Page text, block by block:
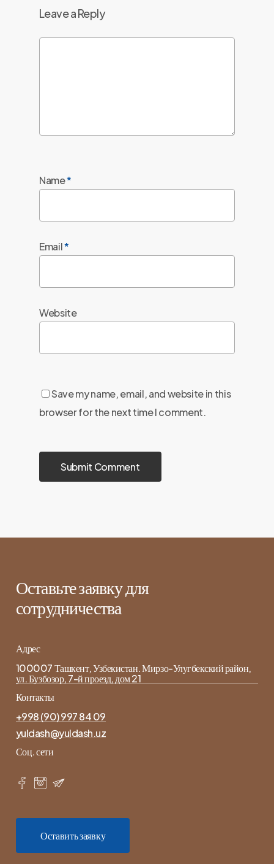
Leave a Reply
Name*
Email*
Website
Save my name, email, and website in this
browser for the next time I comment.
Оставьте заявку для
сотрудничества
Адрес
100007 Ташкент, Узбекистан. Мирзо-Улугбекский район,
ул. Бузбозор, 7-й проезд, дом 21
Контакты
+998 (90) 997 84 09
yuldash@yuldash.uz
Соц. сети
Оставитьзаявку